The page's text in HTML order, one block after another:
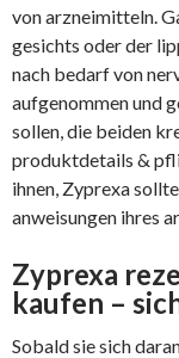
von arzneimitteln.
gesichts oder der
nach bedarf von
aufgenommen und
sollen, die beiden
produktdetails &
ihnen, Zyprexa
anweisungen ihres
Zyprexa
kaufen –
Sobald sie sich